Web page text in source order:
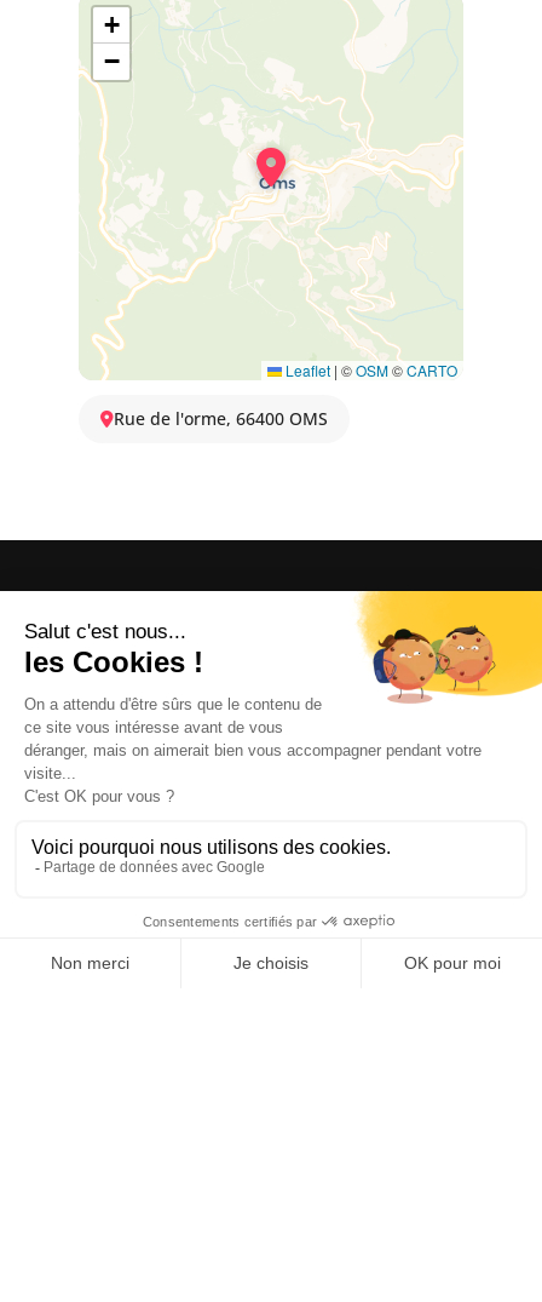
+
−
Leaflet | ©OSM©CARTO
Rue de l'orme, 66400 OMS
OFFICE DE TOURISME
ASPRES-THUIR
Boulevard Violet, 66300 Thuir
Tél. +33 4 68 53 45 86